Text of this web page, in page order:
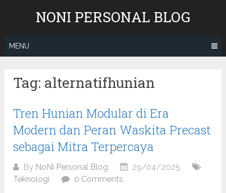
NONI PERSONAL BLOG
MENU
Tag: alternatifhunian
Tren Hunian Modular di Era
Modern dan Peran Waskita Precast
sebagai Mitra Terpercaya
By NoNi Personal Blog
29/04/2025
Teknologi
0 Comments